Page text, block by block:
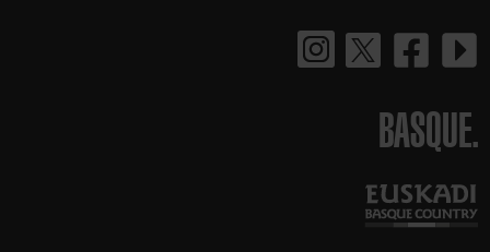
BASQUE.